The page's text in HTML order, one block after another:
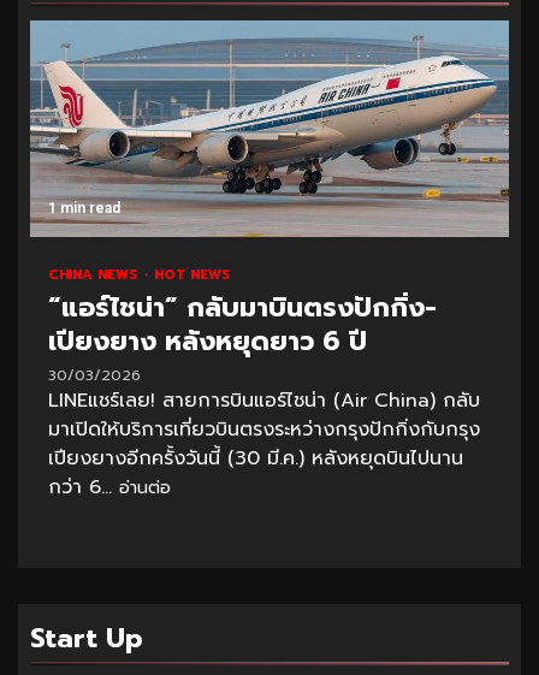
1 min read
CHINA NEWS HOT NEWS
“แอร์ไชน่า” กลับมาบินตรงปักกิ่ง-
เปียงยาง หลังหยุดยาว 6 ปี
30/03/2026
LINEแชร์เลย! สายการบินแอร์ไชน่า (Air China) กลับ
มาเปิดให้บริการเที่ยวบินตรงระหว่างกรุงปักกิ่งกับกรุง
เปียงยางอีกครั้งวันนี้ (30 มี.ค.) หลังหยุดบินไปนาน
กว่า 6... อ่านต่อ
Start Up